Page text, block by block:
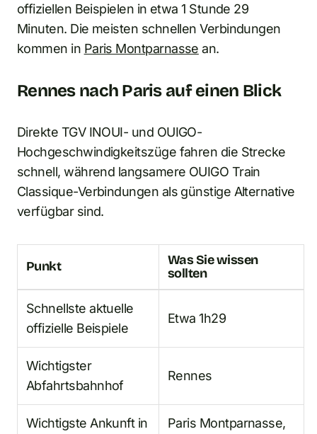
offiziellen Beispielen in etwa 1 Stunde 29
Minuten. Die meisten schnellen Verbindungen
kommen in Paris Montparnasse an.
Rennes nach Paris auf einen Blick
Direkte TGV INOUI- und OUIGO-
Hochgeschwindigkeitszüge fahren die Strecke
schnell, während langsamere OUIGO Train
Classique-Verbindungen als günstige Alternative
verfügbar sind.
Punkt
Was Sie wissen
sollten
Schnellste aktuelle
offizielle Beispiele
Etwa 1h29
Wichtigster
Abfahrtsbahnhof
Rennes
Wichtigste Ankunft in
Paris Montparnasse,